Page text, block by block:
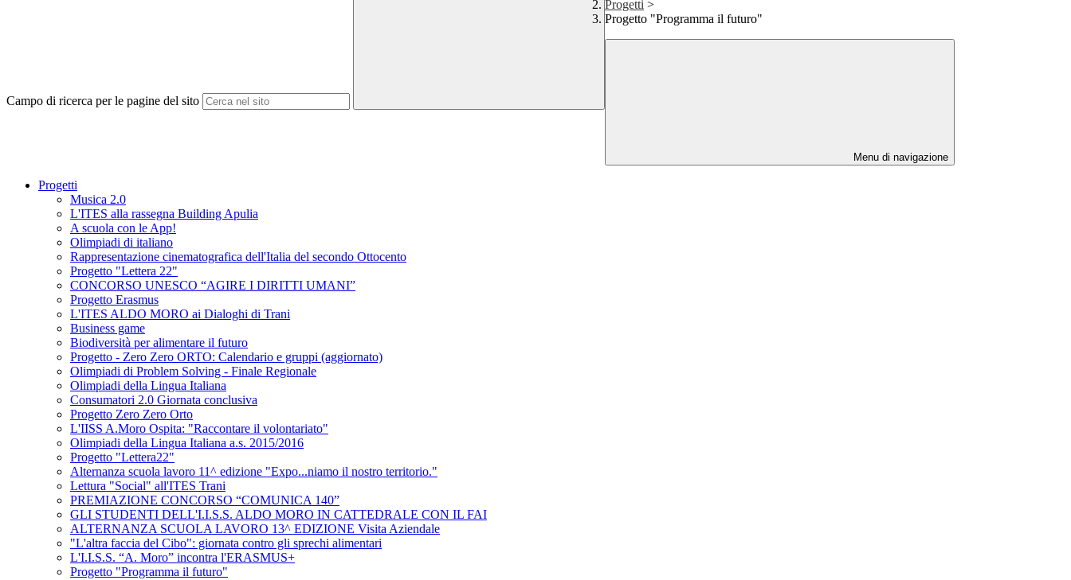
Campo di ricerca per le pagine del sito
Progetti >
Progetto "Programma il futuro"
Menu di navigazione
Progetti
Musica 2.0
L'ITES alla rassegna Building Apulia
A scuola con le App!
Olimpiadi di italiano
Rappresentazione cinematografica dell'Italia del secondo Ottocento
Progetto "Lettera 22"
CONCORSO UNESCO “AGIRE I DIRITTI UMANI”
Progetto Erasmus
L'ITES ALDO MORO ai Dialoghi di Trani
Business game
Biodiversità per alimentare il futuro
Progetto - Zero Zero ORTO: Calendario e gruppi (aggiornato)
Olimpiadi di Problem Solving - Finale Regionale
Olimpiadi della Lingua Italiana
Consumatori 2.0 Giornata conclusiva
Progetto Zero Zero Orto
L'IISS A.Moro Ospita: "Raccontare il volontariato"
Olimpiadi della Lingua Italiana a.s. 2015/2016
Progetto "Lettera22"
Alternanza scuola lavoro 11^ edizione "Expo...niamo il nostro territorio."
Lettura "Social" all'ITES Trani
PREMIAZIONE CONCORSO “COMUNICA 140”
GLI STUDENTI DELL'I.I.S.S. ALDO MORO IN CATTEDRALE CON IL FAI
ALTERNANZA SCUOLA LAVORO 13^ EDIZIONE Visita Aziendale
"L'altra faccia del Cibo": giornata contro gli sprechi alimentari
L'I.I.S.S. “A. Moro” incontra l'ERASMUS+
Progetto "Programma il futuro"